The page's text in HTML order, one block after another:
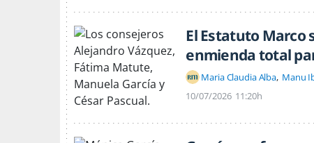
El Estatuto Marco
enmienda total
Maria Claudia Alba Manu
10/07/2026 11:20h